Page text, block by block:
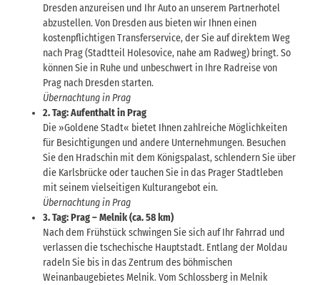
Dresden anzureisen und Ihr Auto an unserem Partnerhotel
abzustellen. Von Dresden aus bieten wir Ihnen einen
kostenpflichtigen Transferservice, der Sie auf direktem Weg
nach Prag (Stadtteil Holesovice, nahe am Radweg) bringt. So
können Sie in Ruhe und unbeschwert in Ihre Radreise von
Prag nach Dresden starten.
Übernachtung in Prag
2. Tag: Aufenthalt in Prag
Die »Goldene Stadt« bietet Ihnen zahlreiche Möglichkeiten
für Besichtigungen und andere Unternehmungen. Besuchen
Sie den Hradschin mit dem Königspalast, schlendern Sie über
die Karlsbrücke oder tauchen Sie in das Prager Stadtleben
mit seinem vielseitigen Kulturangebot ein.
Übernachtung in Prag
3. Tag: Prag – Melnik (ca. 58 km)
Nach dem Frühstück schwingen Sie sich auf Ihr Fahrrad und
verlassen die tschechische Hauptstadt. Entlang der Moldau
radeln Sie bis in das Zentrum des böhmischen
Weinanbaugebietes Melnik. Vom Schlossberg in Melnik